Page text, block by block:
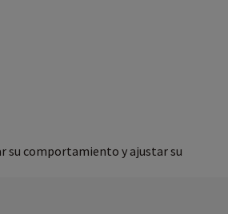
su comportamiento y ajustar su